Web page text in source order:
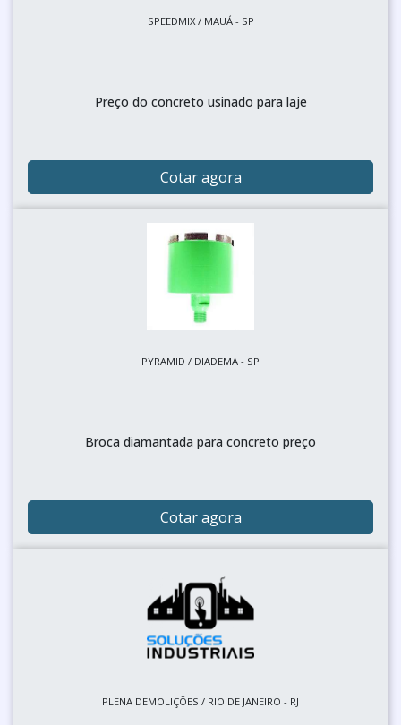
SPEEDMIX / MAUÁ - SP
Preço do concreto usinado para laje
Cotar agora
PYRAMID / DIADEMA - SP
Broca diamantada para concreto preço
Cotar agora
PLENA DEMOLIÇÕES / RIO DE JANEIRO - RJ